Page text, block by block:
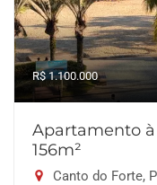
R$ 1.100.000
Apartamento
156m²
Canto do Forte,